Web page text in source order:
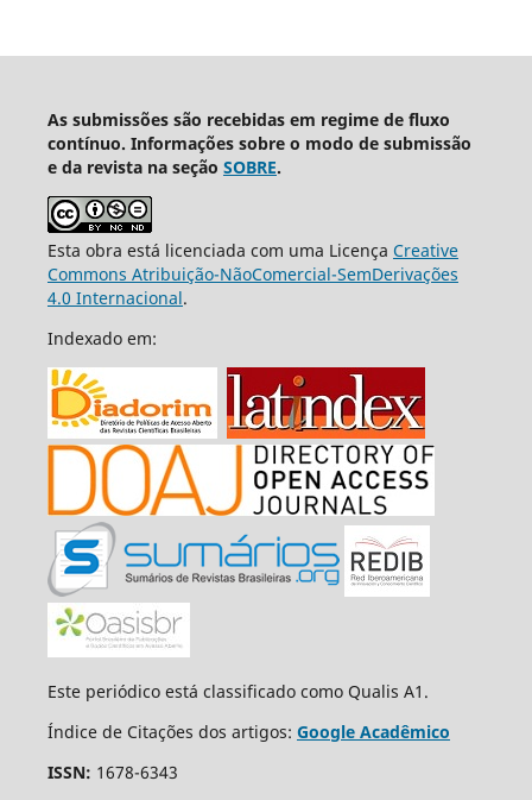
As submissões são recebidas em regime de fluxo
contínuo. Informações sobre o modo de submissão
e da revista na seção SOBRE.
Esta obra está licenciada com uma Licença Creative
Commons Atribuição-NãoComercial-SemDerivações
4.0 Internacional.
Indexado em:
Este periódico está classificado como Qualis A1.
Índice de Citações dos artigos: Google Acadêmico
ISSN: 1678-6343